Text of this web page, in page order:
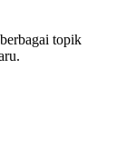
topik